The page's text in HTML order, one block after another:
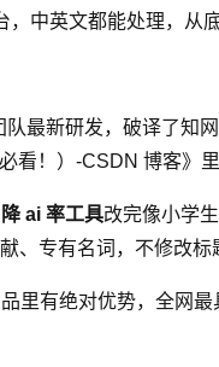
中英文都能处理，从
队最新研发，破译了知
看！）-CSDN 博客》
降 ai 率工具改完像小学
、专有名词，不修改
里有绝对优势，全网